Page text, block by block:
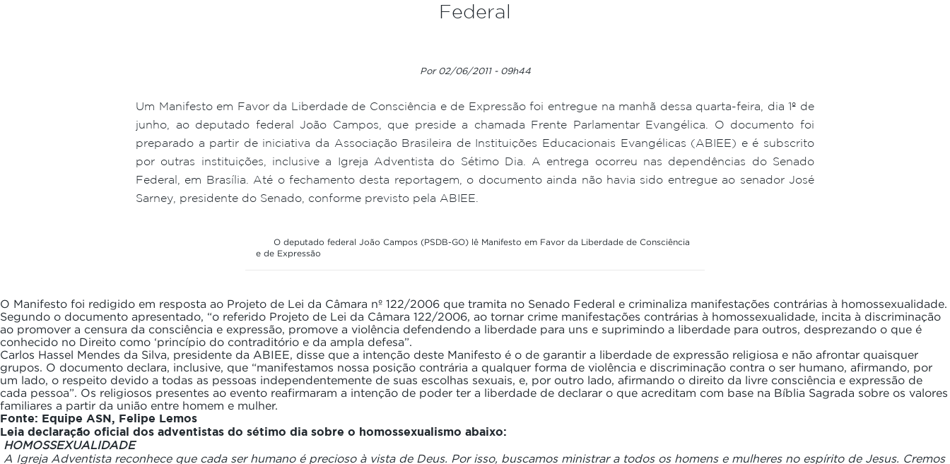
Federal
Por 02/06/2011 - 09h44
Um Manifesto em Favor da Liberdade de Consciência e de Expressão foi entregue na manhã dessa quarta-feira, dia 1º de
junho, ao deputado federal João Campos, que preside a chamada Frente Parlamentar Evangélica. O documento foi
preparado a partir de iniciativa da Associação Brasileira de Instituições Educacionais Evangélicas (ABIEE) e é subscrito
por outras instituições, inclusive a Igreja Adventista do Sétimo Dia. A entrega ocorreu nas dependências do Senado
Federal, em Brasília. Até o fechamento desta reportagem, o documento ainda não havia sido entregue ao senador José
Sarney, presidente do Senado, conforme previsto pela ABIEE.
O deputado federal João Campos (PSDB-GO) lê Manifesto em Favor da Liberdade de Consciência
e de Expressão
O Manifesto foi redigido em resposta ao Projeto de Lei da Câmara nº 122/2006 que tramita no Senado Federal e criminaliza manifestações contrárias à homossexualidade.
Segundo o documento apresentado, “o referido Projeto de Lei da Câmara 122/2006, ao tornar crime manifestações contrárias à homossexualidade, incita à discriminação
ao promover a censura da consciência e expressão, promove a violência defendendo a liberdade para uns e suprimindo a liberdade para outros, desprezando o que é
conhecido no Direito como ‘princípio do contraditório e da ampla defesa”.
Carlos Hassel Mendes da Silva, presidente da ABIEE, disse que a intenção deste Manifesto é o de garantir a liberdade de expressão religiosa e não afrontar quaisquer
grupos. O documento declara, inclusive, que “manifestamos nossa posição contrária a qualquer forma de violência e discriminação contra o ser humano, afirmando, por
um lado, o respeito devido a todas as pessoas independentemente de suas escolhas sexuais, e, por outro lado, afirmando o direito da livre consciência e expressão de
cada pessoa”. Os religiosos presentes ao evento reafirmaram a intenção de poder ter a liberdade de declarar o que acreditam com base na Bíblia Sagrada sobre os valores
familiares a partir da união entre homem e mulher.
Fonte: Equipe ASN, Felipe Lemos
Leia declaração oficial dos adventistas do sétimo dia sobre o homossexualismo abaixo:
HOMOSSEXUALIDADE
A Igreja Adventista reconhece que cada ser humano é precioso à vista de Deus. Por isso, buscamos ministrar a todos os homens e mulheres no espírito de Jesus. Cremos